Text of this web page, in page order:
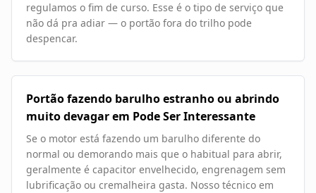
regulamos o fim de curso. Esse é o tipo de serviço que
não dá pra adiar — o portão fora do trilho pode
despencar.
Portão fazendo barulho estranho ou abrindo
muito devagar em Pode Ser Interessante
Se o motor está fazendo um barulho diferente do
normal ou demorando mais que o habitual para abrir,
geralmente é capacitor envelhecido, engrenagem sem
lubrificação ou cremalheira gasta. Nosso técnico em